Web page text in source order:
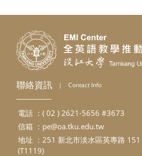
聯絡資訊 ｜ Contact Info
電話 ：( 02 ) 2621-5656 #3673
信箱 ： pe@oa.tku.edu.tw
地址 ：251 新北市淡水區英專路
(T1119)